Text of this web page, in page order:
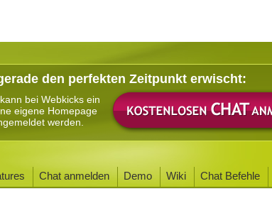
den perfekten Zeitpunkt erwischt:
bei Webkicks ein
eigene Homepage
werden.
Chat anmelden Demo Wiki Chat Befehle